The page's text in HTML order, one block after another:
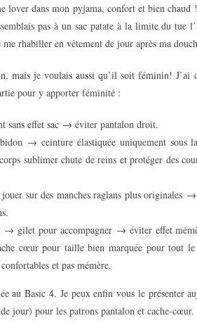
lover dans mon pyjama, confort et bien
pas à un sac patate à la limite du
rhabiller en vêtement de jour après ma
mais je voulais aussi qu’il soit féminin! J’ai
pour y apporter féminité :
sans effet sac → éviter pantalon droit.
→ ceinture élastiquée uniquement
sublimer chute de reins et protéger des
sur des manches raglans plus
→ gilet pour accompagner → éviter effet
cœur pour taille bien marquée pour tout
et pas mémère.
au Basic 4. Je peux enfin vous le présenter
jour) pour les patrons pantalon et cache-cœur.